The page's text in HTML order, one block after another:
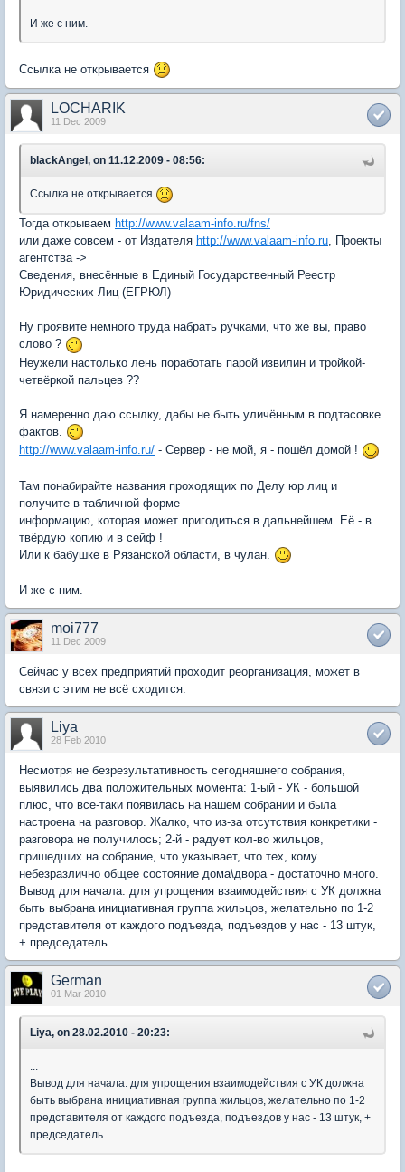
И же с ним.
Ссылка не открывается
LOCHARIK
11 Dec 2009
blackAngel, on 11.12.2009 - 08:56:
Ссылка не открывается
Тогда открываем http://www.valaam-info.ru/fns/
или даже совсем - от Издателя http://www.valaam-info.ru, Проекты
агентства ->
Сведения, внесённые в Единый Государственный Реестр
Юридических Лиц (ЕГРЮЛ)
Ну проявите немного труда набрать ручками, что же вы, право
слово ?
Неужели настолько лень поработать парой извилин и тройкой-
четвёркой пальцев ??
Я намеренно даю ссылку, дабы не быть уличённым в подтасовке
фактов.
http://www.valaam-info.ru/ - Сервер - не мой, я - пошёл домой !
Там понабирайте названия проходящих по Делу юр лиц и
получите в табличной форме
информацию, которая может пригодиться в дальнейшем. Её - в
твёрдую копию и в сейф !
Или к бабушке в Рязанской области, в чулан.
И же с ним.
moi777
11 Dec 2009
Сейчас у всех предприятий проходит реорганизация, может в
связи с этим не всё сходится.
Liya
28 Feb 2010
Несмотря не безрезультативность сегодняшнего собрания,
выявились два положительных момента: 1-ый - УК - большой
плюс, что все-таки появилась на нашем собрании и была
настроена на разговор. Жалко, что из-за отсутствия конкретики -
разговора не получилось; 2-й - радует кол-во жильцов,
пришедших на собрание, что указывает, что тех, кому
небезразлично общее состояние дома\двора - достаточно много.
Вывод для начала: для упрощения взаимодействия с УК должна
быть выбрана инициативная группа жильцов, желательно по 1-2
представителя от каждого подъезда, подъездов у нас - 13 штук,
+ председатель.
German
01 Mar 2010
Liya, on 28.02.2010 - 20:23:
...
Вывод для начала: для упрощения взаимодействия с УК должна
быть выбрана инициативная группа жильцов, желательно по 1-2
представителя от каждого подъезда, подъездов у нас - 13 штук, +
председатель.